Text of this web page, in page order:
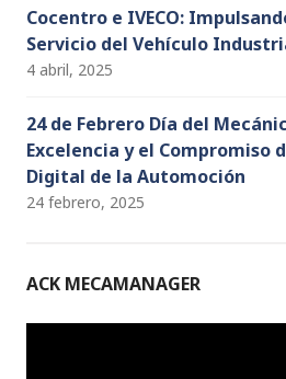
Cocentro e IVECO:
Servicio del Vehículo
4 abril, 2025
24 de Febrero Día del
Excelencia y el Compromiso
Digital de la Automoción
24 febrero, 2025
ACK MECAMANAGER